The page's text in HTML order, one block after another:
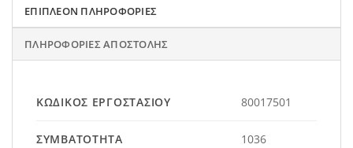
ΕΠΙΠΛΈΟΝ ΠΛΗΡΟΦΟΡΊΕΣ
ΠΛΗΡΟΦΟΡΊΕΣ ΑΠΟΣΤΟΛΉΣ
ΚΩΔΙΚΌΣ ΕΡΓΟΣΤΑΣΊΟΥ 80017501
ΣΥΜΒΑΤΌΤΗΤΑ 1036